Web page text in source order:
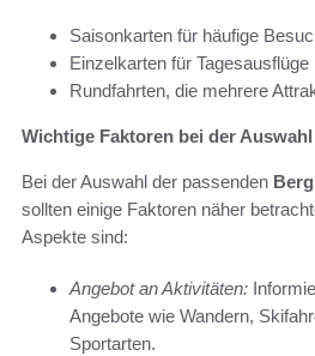
Saisonkarten für häufige
Einzelkarten für Tagesausflüge
Rundfahrten, die mehrere
Wichtige Faktoren bei der
Bei der Auswahl der passenden
sollten einige Faktoren näher
Aspekte sind:
Angebot an Aktivitäten:
Angebote wie Wandern,
Sportarten.